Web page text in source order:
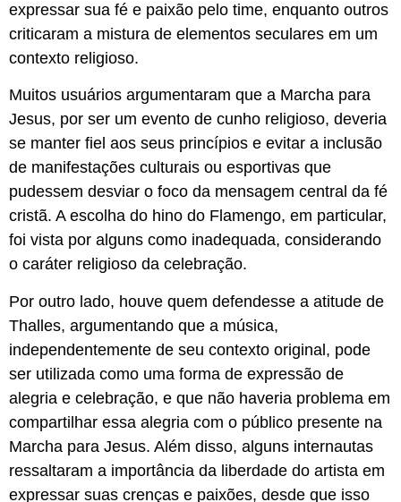
expressar sua fé e paixão pelo time, enquanto outros
criticaram a mistura de elementos seculares em um
contexto religioso.
Muitos usuários argumentaram que a Marcha para
Jesus, por ser um evento de cunho religioso, deveria
se manter fiel aos seus princípios e evitar a inclusão
de manifestações culturais ou esportivas que
pudessem desviar o foco da mensagem central da fé
cristã. A escolha do hino do Flamengo, em particular,
foi vista por alguns como inadequada, considerando
o caráter religioso da celebração.
Por outro lado, houve quem defendesse a atitude de
Thalles, argumentando que a música,
independentemente de seu contexto original, pode
ser utilizada como uma forma de expressão de
alegria e celebração, e que não haveria problema em
compartilhar essa alegria com o público presente na
Marcha para Jesus. Além disso, alguns internautas
ressaltaram a importância da liberdade do artista em
expressar suas crenças e paixões, desde que isso